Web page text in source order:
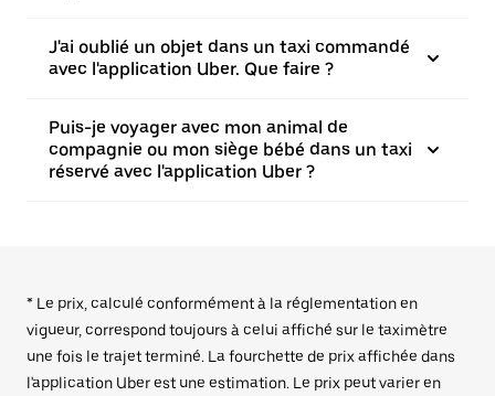
J'ai oublié un objet dans un taxi commandé
avec l'application Uber. Que faire ?
Puis-je voyager avec mon animal de
compagnie ou mon siège bébé dans un taxi
réservé avec l'application Uber ?
* Le prix, calculé conformément à la réglementation en
vigueur, correspond toujours à celui affiché sur le taximètre
une fois le trajet terminé. La fourchette de prix affichée dans
l'application Uber est une estimation. Le prix peut varier en